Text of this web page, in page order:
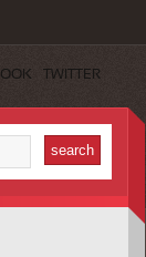
TWITTER